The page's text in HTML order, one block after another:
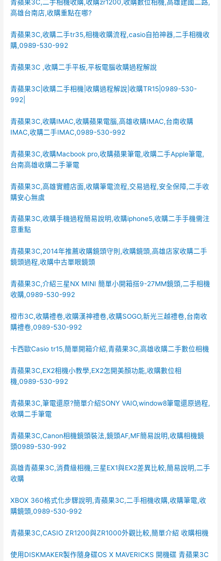
青蘋果3C,二手相機收購,收購zr1200,收購數位相機,高雄建國二路,
高雄台南店,收購重點在哪?
青蘋果3C,收購二手tr35,相機收購流程,casio自拍神器,二手相機收
購,0989-530-992
青蘋果3C ,收購二手平板,平板電腦收購過程解說
青蘋果3C|收購二手相機|收購過程解說|收購TR15|0989-530-
992|
青蘋果3C,收購IMAC,收購蘋果電腦,高雄收購IMAC,台南收購
IMAC,收購二手IMAC,0989-530-992
青蘋果3C,收購Macbook pro,收購蘋果筆電,收購二手Apple筆電,
台南高雄收購二手筆電
青蘋果3C,高雄實體店面,收購筆電流程,交易過程,安全保障,二手收
購安心無虞
青蘋果3C,收購手機過程簡易說明,收購iphone5,收購二手手機需注
意重點
青蘋果3C,2014年推薦收購鏡頭守則,收購鏡頭,高雄店家收購二手
鏡頭過程,收購中古單眼鏡頭
青蘋果3C,介紹三星NX MINI 簡單小開箱搭9-27MM鏡頭,二手相機
收購,0989-530-992
橙市3C,收購禮卷,收購漢神禮卷,收購SOGO,新光三越禮卷,台南收
購禮卷,0989-530-992
卡西歐Casio tr15,簡單開箱介紹,青蘋果3C,高雄收購二手數位相機
青蘋果3C,EX2相機小教學,EX2怎開美顏功能,收購數位相
機,0989-530-992
青蘋果3C,筆電還原?簡單介紹SONY VAIO,window8筆電還原過程,
收購二手筆電
青蘋果3C,Canon相機鏡頭裝法,鏡頭AF,MF簡易說明,收購相機鏡
頭0989-530-992
高雄青蘋果3C,消費級相機,三星EX1與EX2差異比較,簡易說明,二手
收購
XBOX 360格式化步驟說明,青蘋果3C,二手相機收購,收購筆電,收
購鏡頭,0989-530-992
青蘋果3C,CASIO ZR1200與ZR1000外觀比較,簡單介紹 收購相機
使用DISKMAKER製作隨身碟OS X MAVERICKS 開機碟 青蘋果3C